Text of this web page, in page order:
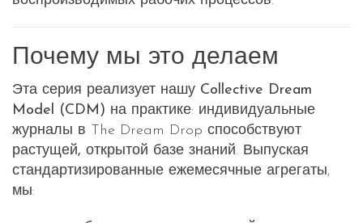
Почему мы это делаем
Эта серия реализует нашу Collective Dream
Model (CDM) на практике: индивидуальные
журналы в The Dream Drop способствуют
растущей, открытой базе знаний. Выпуская
стандартизированные ежемесячные агрегаты,
мы: